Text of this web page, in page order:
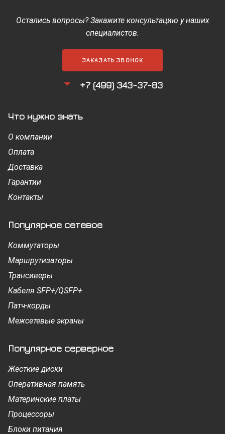
Остались вопросы? Закажите консультацию у наших
специалистов.
ЗАКАЗАТЬ ЗВОНОК
+7 (499) 343-37-83
Что нужно знать
О компании
Оплата
Доставка
Гарантии
Контакты
Популярное сетевое
Коммутаторы
Маршрутизаторы
Трансиверы
Кабеля SFP+/QSFP+
Патч-корды
Межсетевые экраны
Популярное серверное
Жесткие диски
Оперативная память
Материнские платы
Процессоры
Блоки питания